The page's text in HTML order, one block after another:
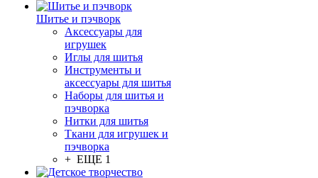
Шитье и пэчворк
Аксессуары для
игрушек
Иглы для шитья
Инструменты и
аксессуары для шитья
Наборы для шитья и
пэчворка
Нитки для шитья
Ткани для игрушек и
пэчворка
+ ЕЩЕ 1